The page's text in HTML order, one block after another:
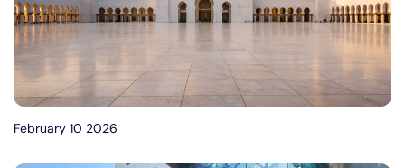
February 10 2026